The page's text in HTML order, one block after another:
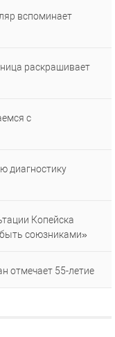
вспоминает
раскрашивает
с
диагностику
Копейска
союзниками»
отмечает 55-летие